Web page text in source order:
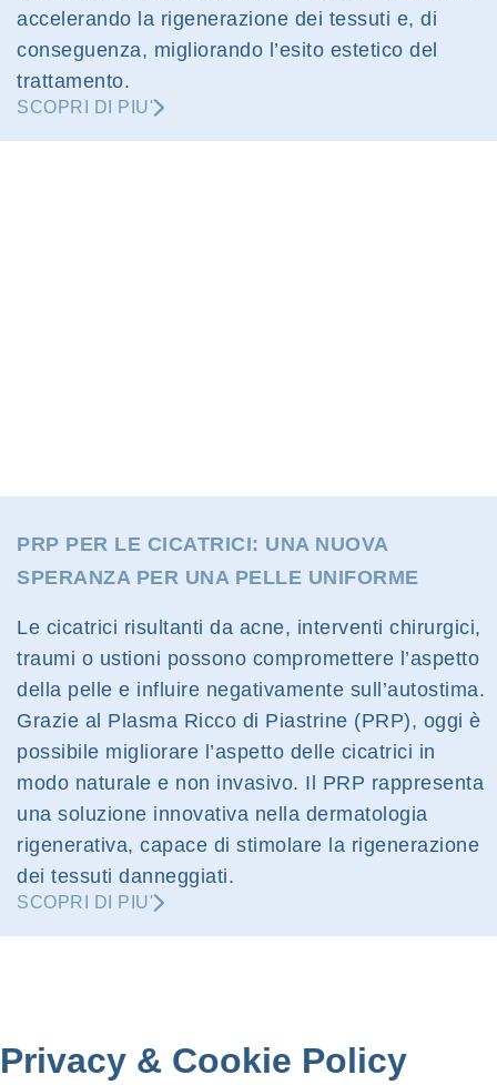
accelerando la rigenerazione dei tessuti e, di
conseguenza, migliorando l’esito estetico del
trattamento.
SCOPRI DI PIU'
PRP PER LE CICATRICI: UNA NUOVA
SPERANZA PER UNA PELLE UNIFORME
Le cicatrici risultanti da acne, interventi chirurgici,
traumi o ustioni possono compromettere l’aspetto
della pelle e influire negativamente sull’autostima.
Grazie al Plasma Ricco di Piastrine (PRP), oggi è
possibile migliorare l’aspetto delle cicatrici in
modo naturale e non invasivo. Il PRP rappresenta
una soluzione innovativa nella dermatologia
rigenerativa, capace di stimolare la rigenerazione
dei tessuti danneggiati.
SCOPRI DI PIU'
Privacy & Cookie Policy